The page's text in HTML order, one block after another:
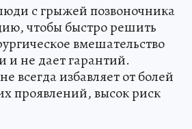
с грыжей позвоночника
чтобы быстро решить
вмешательство
и не дает гарантий.
всегда избавляет от болей
проявлений, высок риск